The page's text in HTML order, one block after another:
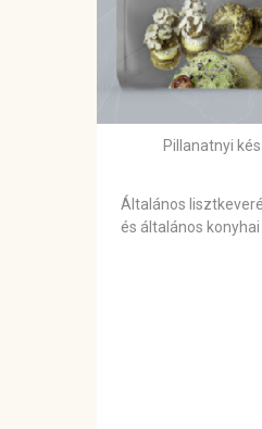
Pillanatnyi
Általános
és általános